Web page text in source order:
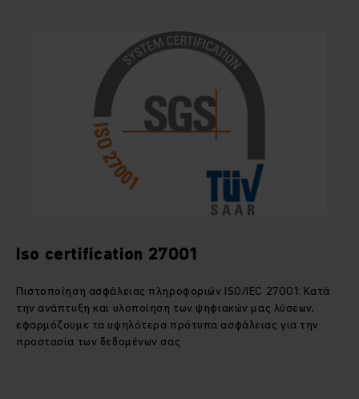
Iso certification 27001
Πιστοποίηση ασφάλειας πληροφοριών ISO/IEC 27001: Κατά
την ανάπτυξη και υλοποίηση των ψηφιακών μας λύσεων,
εφαρμόζουμε τα υψηλότερα πρότυπα ασφάλειας για την
προστασία των δεδομένων σας